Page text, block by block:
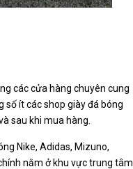
các cửa hàng chuyên cung
số ít các shop giày đá bóng
sau khi mua hàng.
Nike, Adidas, Mizuno,
nằm ở khu vực trung tâm